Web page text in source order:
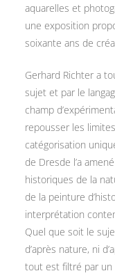
aquarelles et
une exposition
soixante ans de
Gerhard Richter a
sujet et par le
champ
repousser les
catégorisation
de Dresde l’a
historiques de la
de la peinture
interprétation
Quel que soit le
d’après nature, ni
tout est filtré par un